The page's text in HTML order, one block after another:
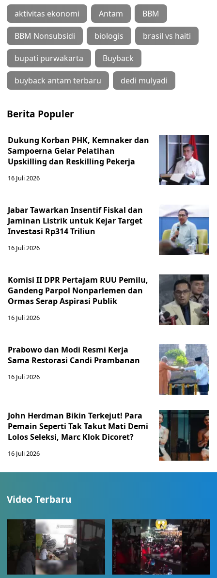
aktivitas ekonomi Antam BBM
BBM Nonsubsidi biologis brasil vs haiti
bupati purwakarta Buyback
buyback antam terbaru dedi mulyadi
Berita Populer
Dukung Korban PHK, Kemnaker dan
Sampoerna Gelar Pelatihan
Upskilling dan Reskilling Pekerja
16 Juli 2026
Jabar Tawarkan Insentif Fiskal dan
Jaminan Listrik untuk Kejar Target
Investasi Rp314 Triliun
16 Juli 2026
Komisi II DPR Pertajam RUU Pemilu,
Gandeng Parpol Nonparlemen dan
Ormas Serap Aspirasi Publik
16 Juli 2026
Prabowo dan Modi Resmi Kerja
Sama Restorasi Candi Prambanan
16 Juli 2026
John Herdman Bikin Terkejut! Para
Pemain Seperti Tak Takut Mati Demi
Lolos Seleksi, Marc Klok Dicoret?
16 Juli 2026
Video Terbaru